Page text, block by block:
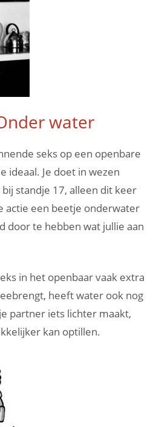
water
seks op een openbare
ideaal. Je doet in wezen
standje 17, alleen dit keer
actie een beetje onderwater
door te hebben wat jullie aan
in het openbaar vaak extra
heeft water ook nog
partner iets lichter maakt,
kan optillen.